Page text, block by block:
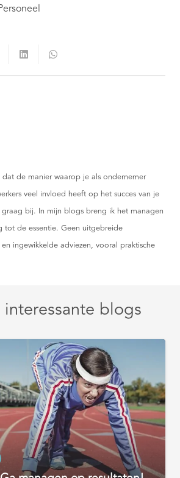
de manier waarop je als ondernemer
veel invloed heeft op het succes van je
bij. In mijn blogs breng ik het managen
tot de essentie. Geen uitgebreide
ingewikkelde adviezen, vooral praktische
blogs